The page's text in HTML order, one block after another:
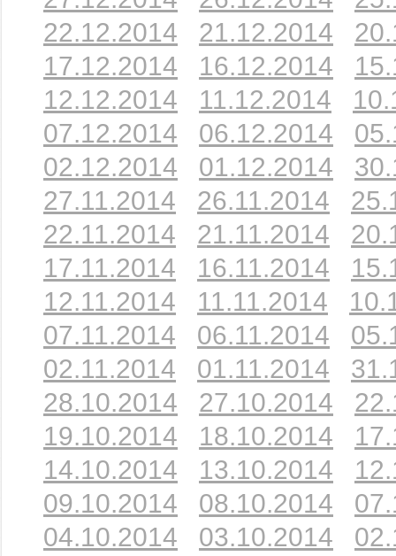
22.12.2014
21.12.2014
17.12.2014
16.12.2014
12.12.2014
11.12.2014
07.12.2014
06.12.2014
02.12.2014
01.12.2014
27.11.2014
26.11.2014
22.11.2014
21.11.2014
17.11.2014
16.11.2014
12.11.2014
11.11.2014
07.11.2014
06.11.2014
02.11.2014
01.11.2014
28.10.2014
27.10.2014
19.10.2014
18.10.2014
14.10.2014
13.10.2014
09.10.2014
08.10.2014
04.10.2014
03.10.2014